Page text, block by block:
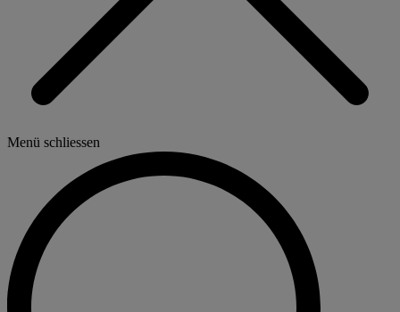
Menü schliessen